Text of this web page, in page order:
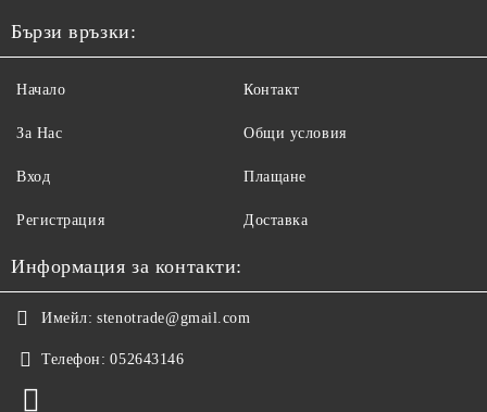
Бързи връзки:
Начало
За Нас
Вход
Регистрация
Контакт
Общи условия
Плащане
Доставка
Информация за контакти:
Имейл: stenotrade@gmail.com
Телефон: 052643146